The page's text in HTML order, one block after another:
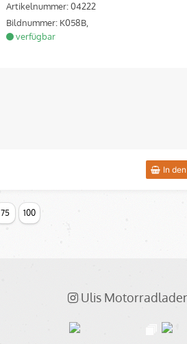
Artikelnummer: 04222
Bildnummer: K058B,
verfügbar
In
75 100
Ulis